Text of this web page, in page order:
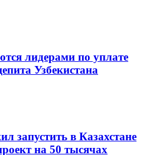
лидерами по уплате
Узбекистана
запустить в Казахстане
на 50 тысячах